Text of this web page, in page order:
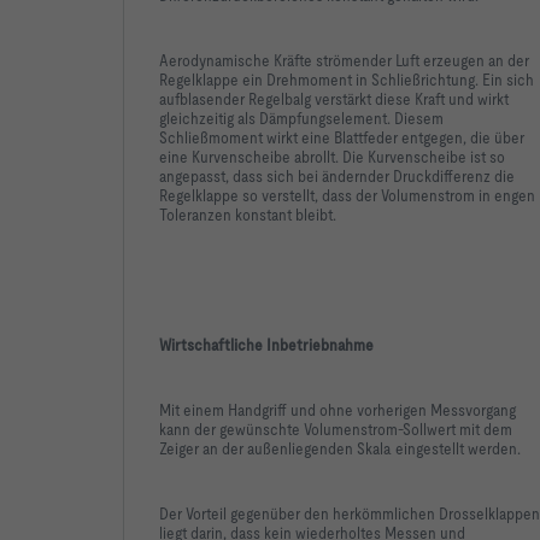
-   Rohrstutzen mit Einlegesicke für
Rohrstutzen mit Lippendichtung beidseitig
Aerodynamische Kräfte strömender Luft erzeugen an der
Regelklappe ein Drehmoment in Schließrichtung. Ein sich
aufblasender Regelbalg verstärkt diese Kraft und wirkt
gleichzeitig als Dämpfungselement. Diesem
Schließmoment wirkt eine Blattfeder entgegen, die über
eine Kurvenscheibe abrollt. Die Kurvenscheibe ist so
angepasst, dass sich bei ändernder Druckdifferenz die
Regelklappe so verstellt, dass der Volumenstrom in engen
Toleranzen konstant bleibt.
Wirtschaftliche Inbetriebnahme
Mit einem Handgriff und ohne vorherigen Messvorgang
kann der gewünschte Volumenstrom-Sollwert mit dem
Zeiger an der außenliegenden Skala eingestellt werden.
Der Vorteil gegenüber den herkömmlichen Drosselklappen
liegt darin, dass kein wiederholtes Messen und